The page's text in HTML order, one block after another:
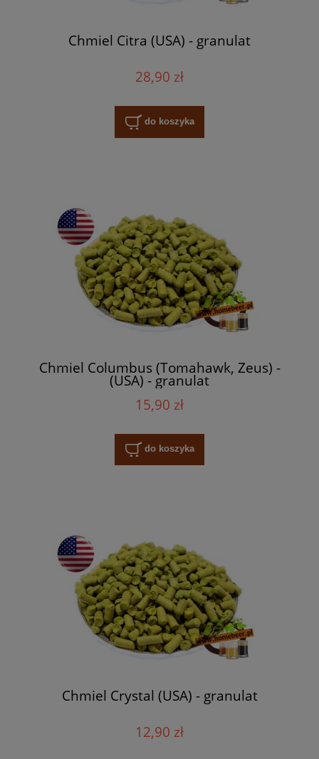
Chmiel Citra (USA) - granulat
28,90 zł
do koszyka
Chmiel Columbus (Tomahawk, Zeus) -
(USA) - granulat
15,90 zł
do koszyka
Chmiel Crystal (USA) - granulat
12,90 zł